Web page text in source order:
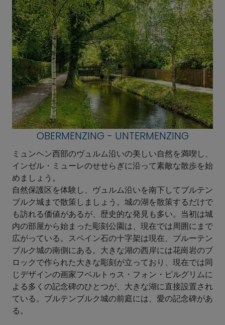
OBERMENZING - UNTERMENZING
ミュンヘン西部のヴュルム沿いの美しい自然を満喫し、
インゼル・ミューレのせせらぎに沿って素敵な散歩を始
めましょう。
自然保護区を体験し、ヴュルム沿いを南下してブルテン
ブルク城まで散策しましょう。城の湖を散策するだけで
も訪れる価値があるが、歴史的な発見も多い。当初は城
内の部屋から始まった彫刻公園は、現在では周囲にまで
広がっている。スペイン石の十字架は現在、ブルーテン
ブルク城の南側にある。大きな湖の西岸には花崗岩のブ
ロックで作られた大きな彫刻が立っており、現在では同
じデザインの画家フベルトゥス・フォン・ピルグリムに
よる多くの記念碑のひとつが、大きな湖に直接設置され
ている。ブルテンブルク城の前庭には、愛の記念碑があ
る。